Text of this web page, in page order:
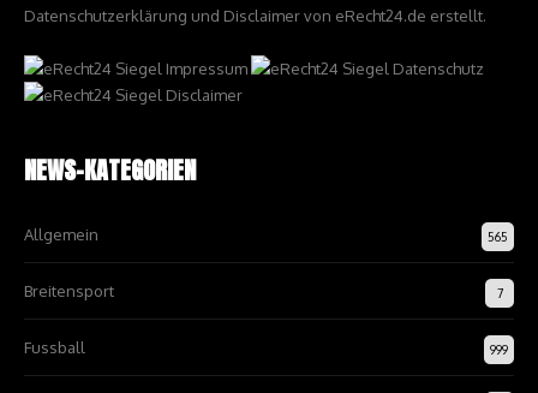
Datenschutzerklärung und Disclaimer von eRecht24.de erstellt.
NEWS-KATEGORIEN
Allgemein 565
Breitensport 7
Fussball 999